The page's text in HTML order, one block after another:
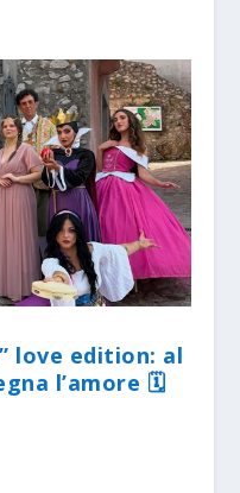
love edition: al
l’amore 🗓